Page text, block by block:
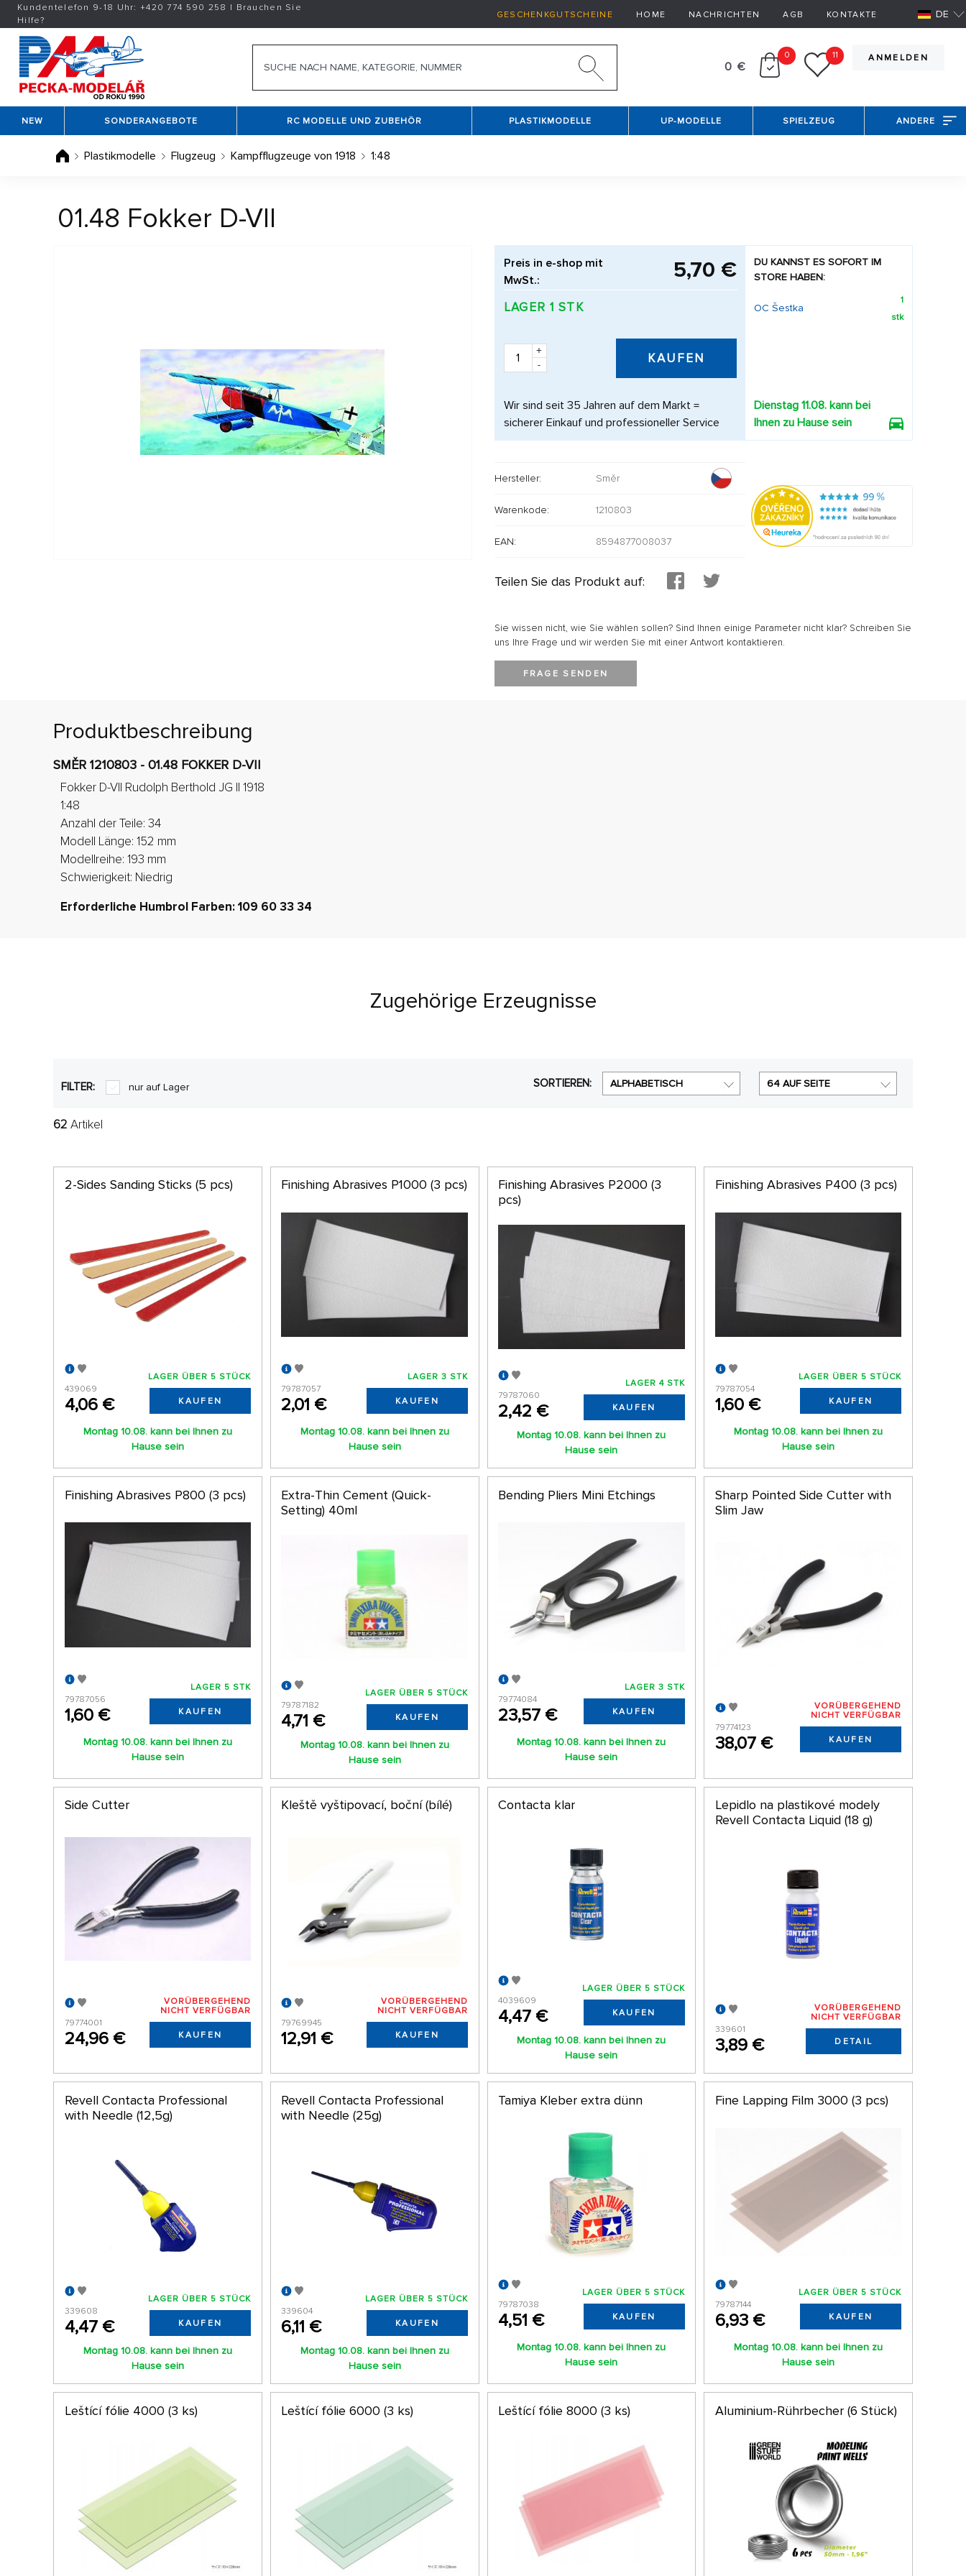
Kundentelefon 9-18 Uhr: +420774 590 258 | Brauchen Sie
Hilfe?
GESCHENKGUTSCHEINE HOME NACHRICHTEN AGB KONTAKTE DE
ANMELDEN
0 €
0 11
NEW SONDERANGEBOTE RC MODELLE UND ZUBEHÖR PLASTIKMODELLE UP-MODELLE SPIELZEUG ANDERE
Plastikmodelle Flugzeug Kampfflugzeuge von 1918 1:48
01.48 Fokker D-VII
Preis in e-shop mit
MwSt.:
5,70 €
LAGER 1 STK
+
-
KAUFEN
Wir sind seit 35 Jahren auf dem Markt =
sicherer Einkauf und professioneller Service
DU KANNST ES SOFORT IM
STORE HABEN:
OC Šestka
1
stk
Dienstag 11.08. kann bei
Ihnen zu Hause sein
Hersteller: Směr
Warenkode: 1210803
EAN: 8594877008037
Teilen Sie das Produkt auf:
Sie wissen nicht, wie Sie wählen sollen? Sind Ihnen einige Parameter nicht klar? Schreiben Sie
uns Ihre Frage und wir werden Sie mit einer Antwort kontaktieren.
FRAGE SENDEN
Produktbeschreibung
SMĚR 1210803 - 01.48 FOKKER D-VII
Fokker D-VII Rudolph Berthold JG II 1918
1:48
Anzahl der Teile: 34
Modell Länge: 152 mm
Modellreihe: 193 mm
Schwierigkeit: Niedrig
Erforderliche Humbrol Farben: 109 60 33 34
Zugehörige Erzeugnisse
FILTER: nur auf Lager SORTIEREN: ALPHABETISCH 64 AUF SEITE
62 Artikel
2-Sides Sanding Sticks (5 pcs)
439069
4,06 €
LAGER ÜBER 5 STÜCK
KAUFEN
Montag 10.08. kann bei Ihnen zu
Hause sein
Finishing Abrasives P1000 (3 pcs)
79787057
2,01 €
LAGER 3 STK
KAUFEN
Montag 10.08. kann bei Ihnen zu
Hause sein
Finishing Abrasives P2000 (3
pcs)
79787060
2,42 €
LAGER 4 STK
KAUFEN
Montag 10.08. kann bei Ihnen zu
Hause sein
Finishing Abrasives P400 (3 pcs)
79787054
1,60 €
LAGER ÜBER 5 STÜCK
KAUFEN
Montag 10.08. kann bei Ihnen zu
Hause sein
Finishing Abrasives P800 (3 pcs)
79787056
1,60 €
LAGER 5 STK
KAUFEN
Montag 10.08. kann bei Ihnen zu
Hause sein
Extra-Thin Cement (Quick-
Setting) 40ml
79787182
4,71 €
LAGER ÜBER 5 STÜCK
KAUFEN
Montag 10.08. kann bei Ihnen zu
Hause sein
Bending Pliers Mini Etchings
79774084
23,57 €
LAGER 3 STK
KAUFEN
Montag 10.08. kann bei Ihnen zu
Hause sein
Sharp Pointed Side Cutter with
Slim Jaw
79774123
38,07 €
VORÜBERGEHEND
NICHT VERFÜGBAR
KAUFEN
Side Cutter
79774001
24,96 €
VORÜBERGEHEND
NICHT VERFÜGBAR
KAUFEN
Kleště vyštipovací, boční (bílé)
79769945
12,91 €
VORÜBERGEHEND
NICHT VERFÜGBAR
KAUFEN
Contacta klar
4039609
4,47 €
LAGER ÜBER 5 STÜCK
KAUFEN
Montag 10.08. kann bei Ihnen zu
Hause sein
Lepidlo na plastikové modely
Revell Contacta Liquid (18 g)
339601
3,89 €
VORÜBERGEHEND
NICHT VERFÜGBAR
DETAIL
Revell Contacta Professional
with Needle (12,5g)
339608
4,47 €
LAGER ÜBER 5 STÜCK
KAUFEN
Montag 10.08. kann bei Ihnen zu
Hause sein
Revell Contacta Professional
with Needle (25g)
339604
6,11 €
LAGER ÜBER 5 STÜCK
KAUFEN
Montag 10.08. kann bei Ihnen zu
Hause sein
Tamiya Kleber extra dünn
79787038
4,51 €
LAGER ÜBER 5 STÜCK
KAUFEN
Montag 10.08. kann bei Ihnen zu
Hause sein
Fine Lapping Film 3000 (3 pcs)
79787144
6,93 €
LAGER ÜBER 5 STÜCK
KAUFEN
Montag 10.08. kann bei Ihnen zu
Hause sein
Leštící fólie 4000 (3 ks) Leštící fólie 6000 (3 ks) Leštící fólie 8000 (3 ks) Aluminium-Rührbecher (6 Stück)